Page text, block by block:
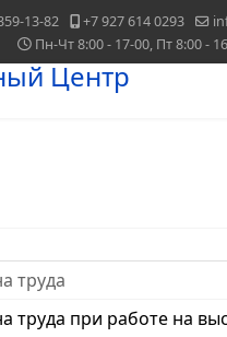
13-82 +7 927 614 0293
Пн-Чт 8:00 - 17-00, Пт 8:00 -
труда
труда при работе на